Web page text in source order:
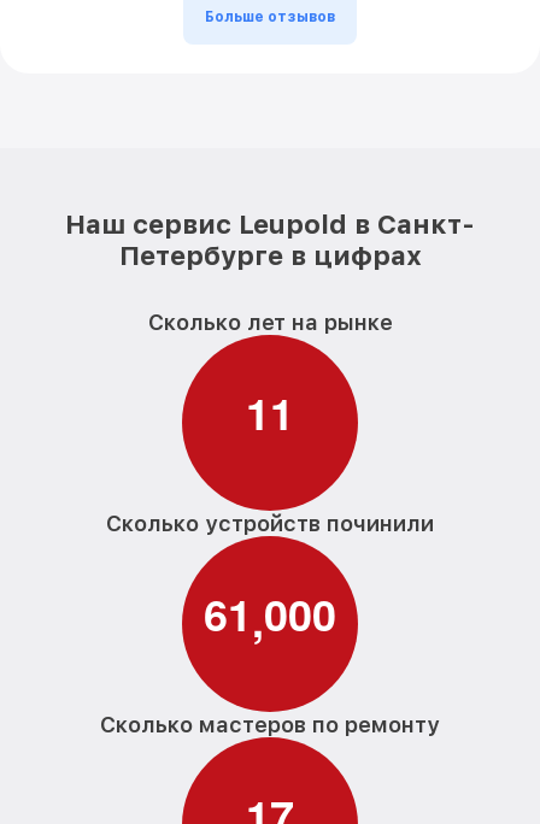
Больше отзывов
Наш сервис Leupold в Санкт-
Петербурге в цифрах
Сколько лет на рынке
11
Сколько устройств починили
61,000
Сколько мастеров по ремонту